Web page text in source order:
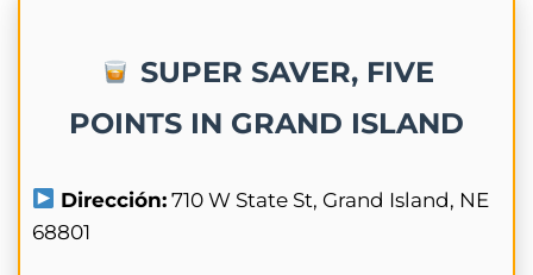
SUPER SAVER, FIVE
POINTS IN GRAND ISLAND
Dirección: 710 W State St, Grand Island, NE
68801